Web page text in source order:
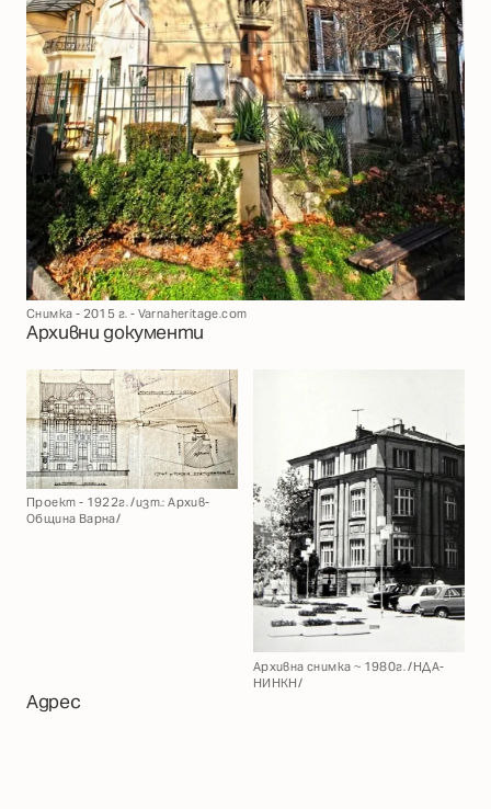
Снимка - 2015 г. - Varnaheritage.com
Архивни документи
Проект - 1922г. /изт.: Архив-
Община Варна/
Архивна снимка ~ 1980г. /НДА-
НИНКН/
Адрес